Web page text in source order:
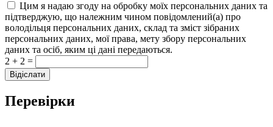
Цим я надаю згоду на обробку моїх персональних даних та
підтверджую, що належним чином повідомлений(а) про
володільця персональних даних, склад та зміст зібраних
персональних даних, мої права, мету збору персональних
даних та осіб, яким ці дані передаються.
2 + 2 =
Перевірки